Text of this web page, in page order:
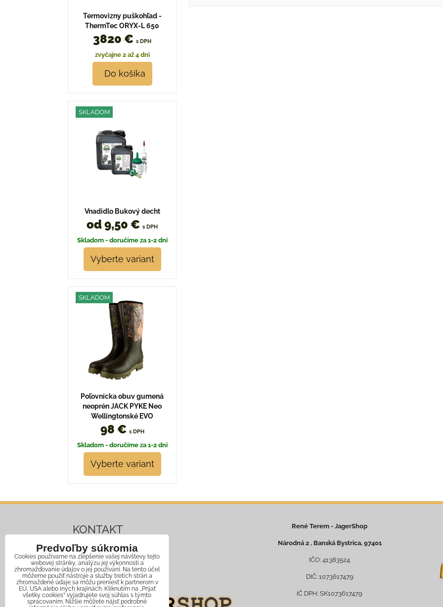
Termovizny puškohľad -
ThermTec ORYX-L 650
3820 € s DPH
zvyčajne 2 až 4 dni
Do košíka
SKLADOM
Vnadidlo Bukový decht
od 9,50 € s DPH
Skladom - doručíme za 1-2 dni
Vyberte variant
SKLADOM
Poľovnícka obuv gumená
neoprén JACK PYKE Neo
Wellingtonské EVO
98 € s DPH
Skladom - doručíme za 1-2 dni
Vyberte variant
KONTAKT
Mobil: +421 911 466 006
Email: info@jagershop.sk
René Terem - JagerShop
Národná 2 , Banská Bystrica, 97401
IČO: 41383524
DIČ: 1073617479
IČ DPH: SK1073617479
Predvoľby súkromia
Cookies používame na zlepšenie vašej návštevy tejto
webovej stránky, analýzu jej výkonnosti a
zhromažďovanie údajov o jej používaní. Na tento účel
môžeme použiť nástroje a služby tretích strán a
zhromaždené údaje sa môžu preniesť k partnerom v
EÚ, USA alebo iných krajinách. Kliknutím na „Prijať
všetky cookies“ vyjadrujete svoj súhlas s týmto
spracovaním. Nižšie môžete nájsť podrobné